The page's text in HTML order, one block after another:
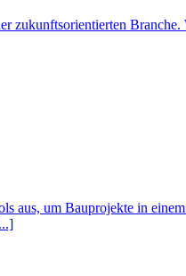
aus, um Bauprojekte in